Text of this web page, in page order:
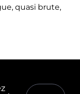
quasi brute,